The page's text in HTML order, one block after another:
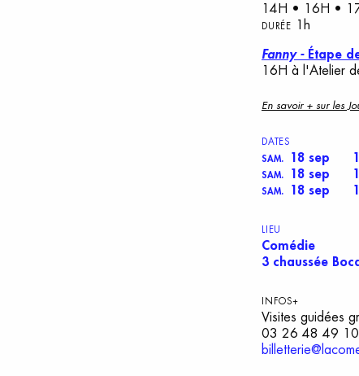
14H • 16H •
DURÉE 1h
Fanny - Étape
16H à l'Atelier
En savoir + sur les
DATES
SAM.
18 sep
SAM.
18 sep
SAM.
18 sep
LIEU
Comédie
3 chaussée
INFOS+
Visites guidées
03 26 48 49 10